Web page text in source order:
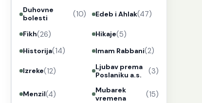
Duhovne
bolesti
(10) Edeb i Ahlak(47)
Fikh(26) Hikaje(5)
Historija(14) Imam Rabbani(2)
Izreke(12)
Ljubav prema
Poslaniku a.s.
(3)
Menzil(4)
Mubarek
vremena
(15)